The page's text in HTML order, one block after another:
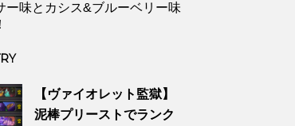
ー味とカシス&ブルーベリー味
【ヴァイオレット監獄】
泥棒プリーストでランク